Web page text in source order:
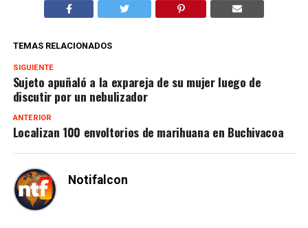
TEMAS RELACIONADOS
SIGUIENTE
Sujeto apuñaló a la expareja de su mujer luego de
discutir por un nebulizador
ANTERIOR
Localizan 100 envoltorios de marihuana en Buchivacoa
Notifalcon